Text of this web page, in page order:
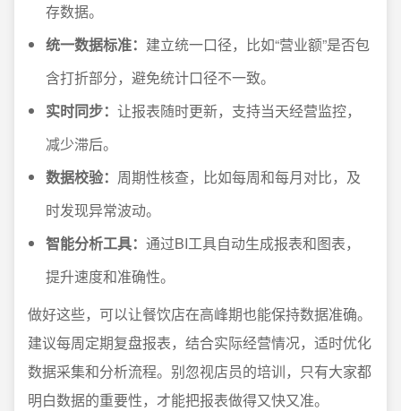
存数据。
统一数据标准： 建立统一口径，比如“营业额”是否包
含打折部分，避免统计口径不一致。
实时同步： 让报表随时更新，支持当天经营监控，
减少滞后。
数据校验： 周期性核查，比如每周和每月对比，及
时发现异常波动。
智能分析工具： 通过BI工具自动生成报表和图表，
提升速度和准确性。
做好这些，可以让餐饮店在高峰期也能保持数据准确。
建议每周定期复盘报表，结合实际经营情况，适时优化
数据采集和分析流程。别忽视店员的培训，只有大家都
明白数据的重要性，才能把报表做得又快又准。